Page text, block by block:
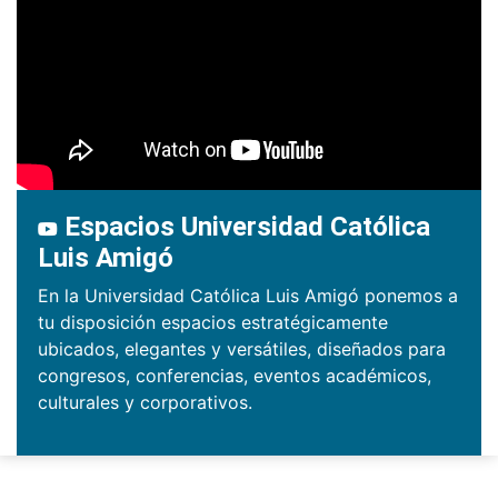
Espacios Universidad Católica
Luis Amigó
En la Universidad Católica Luis Amigó ponemos a
tu disposición espacios estratégicamente
ubicados, elegantes y versátiles, diseñados para
congresos, conferencias, eventos académicos,
culturales y corporativos.